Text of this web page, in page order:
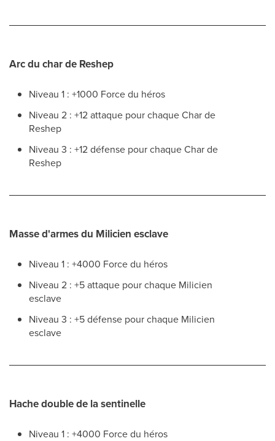
Arc du char de Reshep
Niveau 1 : +1000 Force du héros
Niveau 2 : +12 attaque pour chaque Char de
Reshep
Niveau 3 : +12 défense pour chaque Char de
Reshep
Masse d'armes du Milicien esclave
Niveau 1 : +4000 Force du héros
Niveau 2 : +5 attaque pour chaque Milicien
esclave
Niveau 3 : +5 défense pour chaque Milicien
esclave
Hache double de la sentinelle
Niveau 1 : +4000 Force du héros